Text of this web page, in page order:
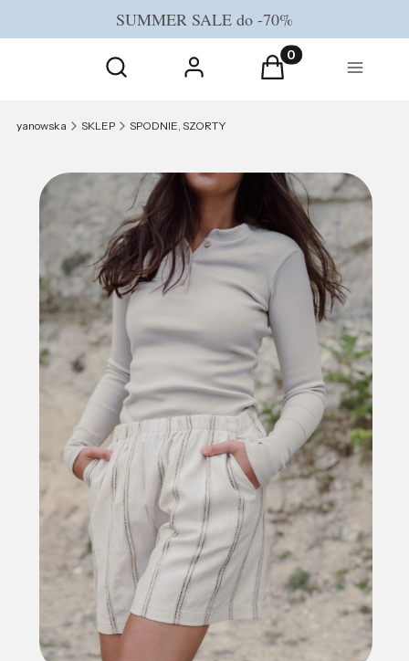
SUMMER SALE do -70%
Otwórz wyszukiwarkę
Szukaj Zaloguj się Produkty w
Koszyk Menu
yanowska SKLEP SPODNIE, SZORTY